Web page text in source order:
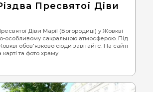
Пресвятої Діви
Діви Марії (Богородиці) у Жовкві
особливому сакральною атмосферою. Під
обов'язково сюди завітайте. На сайті
та фото храму.